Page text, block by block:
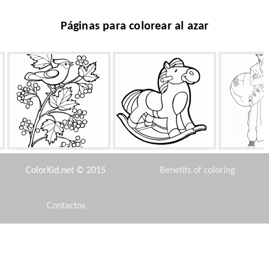
Páginas para colorear al azar
Bush viburnum Caballo del juguete
ColorKid.net © 2015 Benefits of coloring
Contactos